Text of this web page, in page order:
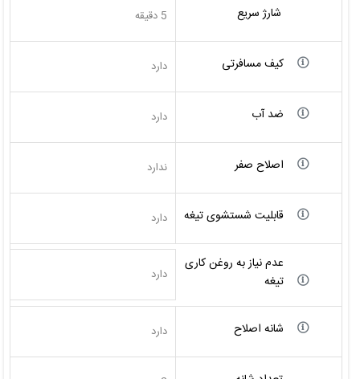
شارژ سریع 5 دقیقه
کیف مسافرتی دارد
ضد آب دارد
اصلاح صفر ندارد
قابلیت شستشوی تیغه دارد
عدم نیاز به روغن کاری
تیغه
دارد
شانه اصلاح دارد